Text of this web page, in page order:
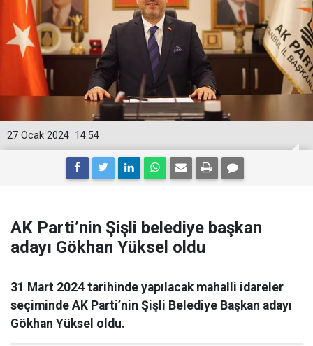
14:54
27 Ocak 2024
AK Parti’nin Şişli belediye başkan
adayı Gökhan Yüksel oldu
31 Mart 2024 tarihinde yapılacak mahalli idareler
seçiminde AK Parti’nin Şişli Belediye Başkan adayı
Gökhan Yüksel oldu.